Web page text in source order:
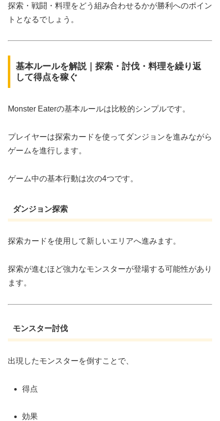
探索・戦闘・料理をどう組み合わせるかが勝利へのポイン
トとなるでしょう。
基本ルールを解説｜探索・討伐・料理を繰り返
して得点を稼ぐ
Monster Eaterの基本ルールは比較的シンプルです。
プレイヤーは探索カードを使ってダンジョンを進みながら
ゲームを進行します。
ゲーム中の基本行動は次の4つです。
ダンジョン探索
探索カードを使用して新しいエリアへ進みます。
探索が進むほど強力なモンスターが登場する可能性があり
ます。
モンスター討伐
出現したモンスターを倒すことで、
得点
効果